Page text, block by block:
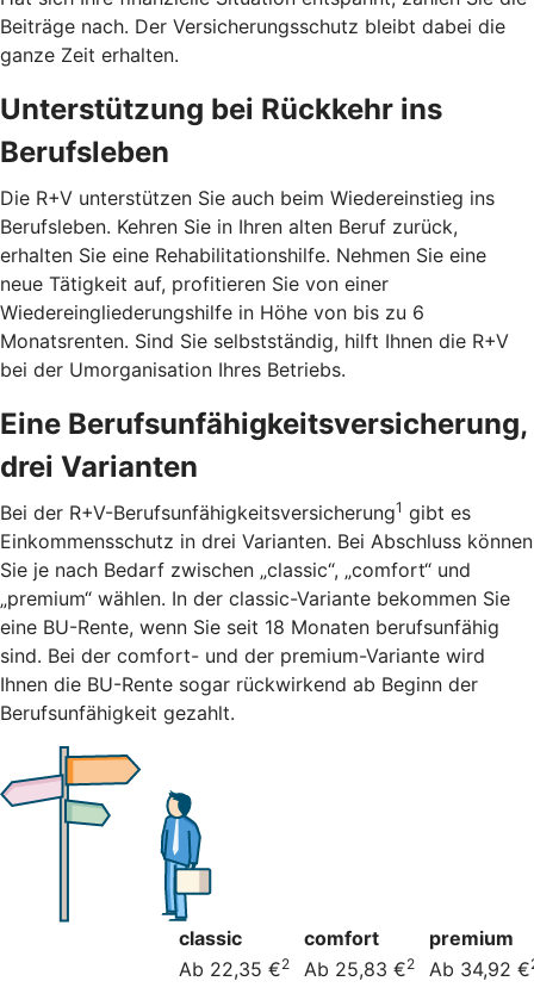
Beiträge nach. Der Versicherungsschutz bleibt dabei die
ganze Zeit erhalten.
Unterstützung bei Rückkehr ins
Berufsleben
Die R+V unterstützen Sie auch beim Wiedereinstieg ins
Berufsleben. Kehren Sie in Ihren alten Beruf zurück,
erhalten Sie eine Rehabilitationshilfe. Nehmen Sie eine
neue Tätigkeit auf, profitieren Sie von einer
Wiedereingliederungshilfe in Höhe von bis zu 6
Monatsrenten. Sind Sie selbstständig, hilft Ihnen die R+V
bei der Umorganisation Ihres Betriebs.
Eine Berufsunfähigkeitsversicherung,
drei Varianten
Bei der R+V-Berufsunfähigkeitsversicherung1 gibt es
Einkommensschutz in drei Varianten. Bei Abschluss können
Sie je nach Bedarf zwischen „classic“, „comfort“ und
„premium“ wählen. In der classic-Variante bekommen Sie
eine BU-Rente, wenn Sie seit 18 Monaten berufsunfähig
sind. Bei der comfort- und der premium-Variante wird
Ihnen die BU-Rente sogar rückwirkend ab Beginn der
Berufsunfähigkeit gezahlt.
classic comfort
premium
Ab 22,35 €2 Ab 25,83 €2 Ab 34,92 €